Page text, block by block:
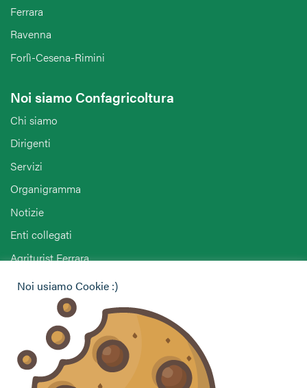
Ferrara
Ravenna
Forlì-Cesena-Rimini
Noi siamo Confagricoltura
Chi siamo
Dirigenti
Servizi
Organigramma
Notizie
Enti collegati
Agriturist Ferrara
ENAPA Modena
Hai bisogno di informazioni?
Vuoi contattarci per ricevere assistenza, lasciare un
commento o chiedere informazioni?
Noi usiamo Cookie :)